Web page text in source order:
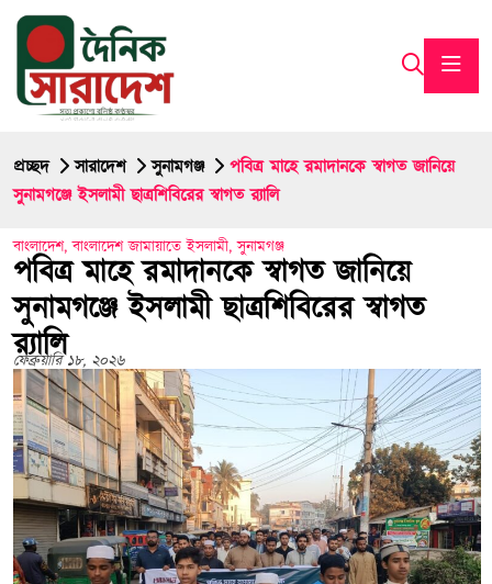
প্রচ্ছদ সারাদেশ সুনামগঞ্জ
পবিত্র মাহে রমাদানকে স্বাগত জানিয়ে
সুনামগঞ্জে ইসলামী ছাত্রশিবিরের স্বাগত র‍্যালি
বাংলাদেশ,বাংলাদেশ জামায়াতে ইসলামী,সুনামগঞ্জ
পবিত্র মাহে রমাদানকে স্বাগত জানিয়ে
সুনামগঞ্জে ইসলামী ছাত্রশিবিরের স্বাগত
র‍্যালি
ফেব্রুয়ারি ১৮, ২০২৬